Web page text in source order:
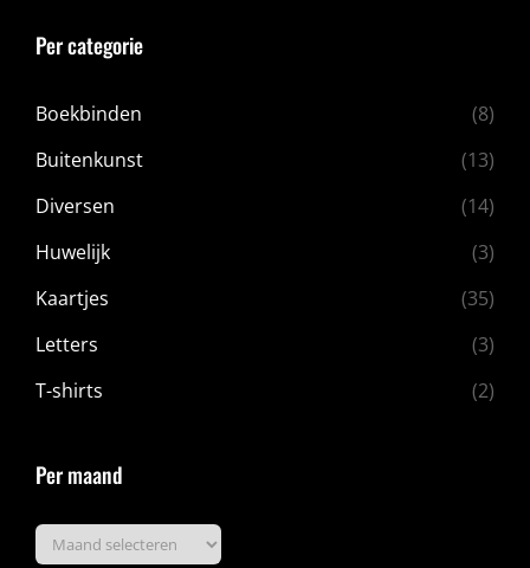
Per categorie
Boekbinden
(8)
Buitenkunst
(13)
Diversen
(14)
Huwelijk
(3)
Kaartjes
(35)
Letters
(3)
T-shirts
(2)
Per maand
Per